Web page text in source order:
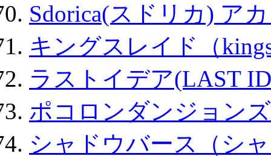
Sdorica(スドリカ) ア
キングスレイド（
ラストイデア(LAST
ポコロンダンジョン
シャドウバース（シ